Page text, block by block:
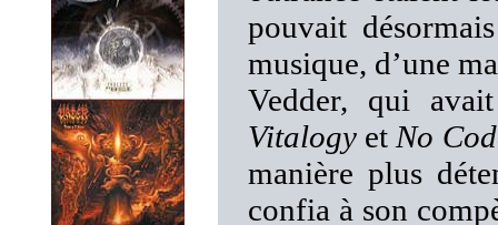
pouvait
musique, d’une
Vedder, qui
Vitalogyet No
manière plus
confia à son